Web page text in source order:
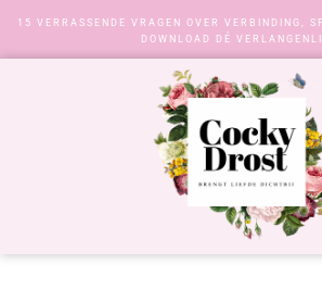
15 VERRASSENDE VRAGEN OVER VERBINDING,
DOWNLOAD DÉ